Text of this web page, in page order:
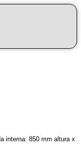
interna: 850 mm altura x